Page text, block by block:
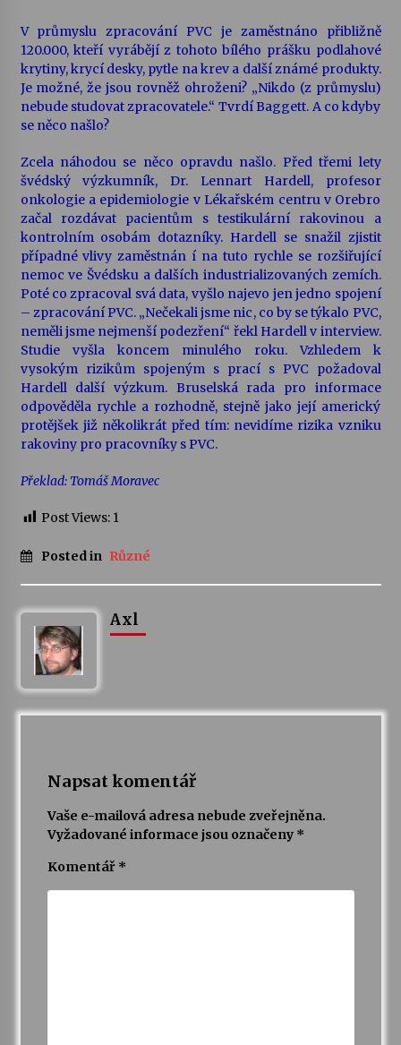
V průmyslu zpracování PVC je zaměstnáno přibližně
120.000, kteří vyrábějí z tohoto bílého prášku podlahové
krytiny, krycí desky, pytle na krev a další známé produkty.
Je možné, že jsou rovněž ohroženi? „Nikdo (z průmyslu)
nebude studovat zpracovatele.“ Tvrdí Baggett. A co kdyby
se něco našlo?
Zcela náhodou se něco opravdu našlo. Před třemi lety
švédský výzkumník, Dr. Lennart Hardell, profesor
onkologie a epidemiologie v Lékařském centru v Orebro
začal rozdávat pacientům s testikulární rakovinou a
kontrolním osobám dotazníky. Hardell se snažil zjistit
případné vlivy zaměstnán í na tuto rychle se rozšiřující
nemoc ve Švédsku a dalších industrializovaných zemích.
Poté co zpracoval svá data, vyšlo najevo jen jedno spojení
– zpracování PVC. „Nečekali jsme nic, co by se týkalo PVC,
neměli jsme nejmenší podezření“ řekl Hardell v interview.
Studie vyšla koncem minulého roku. Vzhledem k
vysokým rizikům spojeným s prací s PVC požadoval
Hardell další výzkum. Bruselská rada pro informace
odpověděla rychle a rozhodně, stejně jako její americký
protějšek již několikrát před tím: nevidíme rizika vzniku
rakoviny pro pracovníky s PVC.
Překlad: Tomáš Moravec
Post Views: 1
Posted in Různé
Axl
Napsat komentář
Vaše e-mailová adresa nebude zveřejněna.
Vyžadované informace jsou označeny *
Komentář *